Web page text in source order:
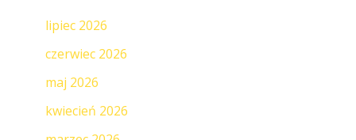
lipiec 2026
czerwiec 2026
maj 2026
kwiecień 2026